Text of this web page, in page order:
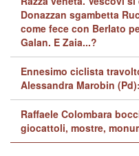
Donazzan sgambetta
come fece con Berlato
Galan. E Zaia...?
Ennesimo ciclista
Alessandra Marobin
Raffaele Colombara
giocattoli, mostre,